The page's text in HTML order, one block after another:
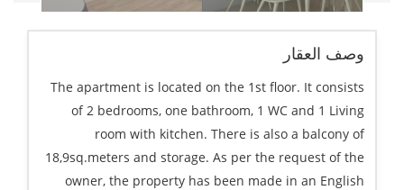
وصف العقار
The apartment is located on the 1st floor. It consists
of 2 bedrooms, one bathroom, 1 WC and 1 Living
room with kitchen. There is also a balcony of
18,9sq.meters and storage. As per the request of the
owner, the property has been made in an English